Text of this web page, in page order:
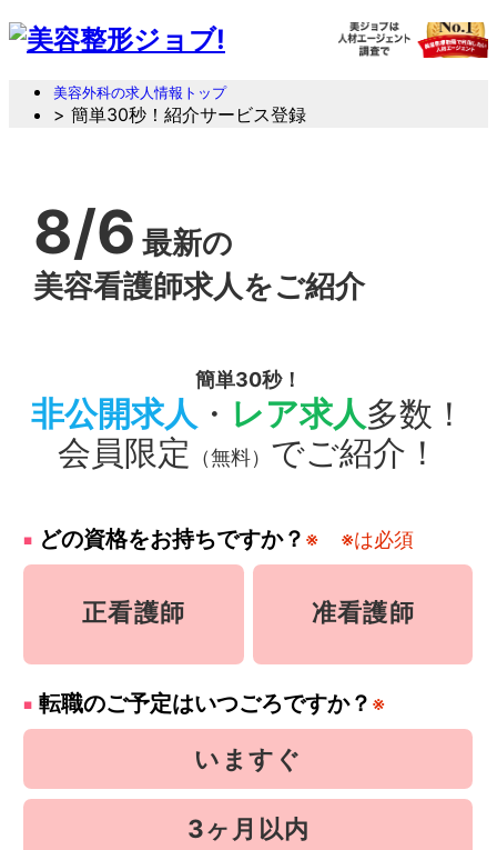
美容外科の求人情報トップ
> 簡単30秒！紹介サービス登録
8/6 最新の
美容看護師求人をご紹介
簡単30秒！
非公開求人 ・ レア求人多数！
会員限定
（無料） でご紹介！
どの資格をお持ちですか？ ※ ※は必須
正看護師 准看護師
転職のご予定はいつごろですか？ ※
いますぐ
3ヶ月以内